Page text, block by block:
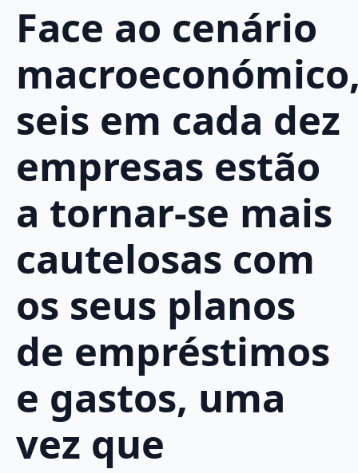
Face ao cenário
seis em cada dez
empresas estão
a tornar-se mais
cautelosas com
os seus planos
de empréstimos
e gastos, uma
vez que